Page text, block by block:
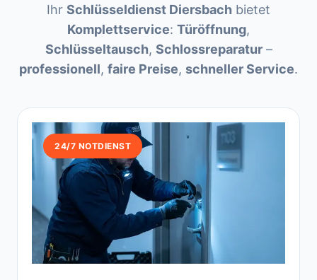
Ihr Schlüsseldienst Diersbach bietet
Komplettservice: Türöffnung,
Schlüsseltausch, Schlossreparatur–
professionell, faire Preise, schneller Service.
24/7 NOTDIENST